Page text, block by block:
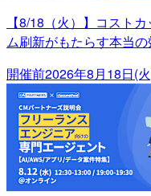
【8/18（火）】コスト
ム刷新がもたらす本当
開催前2026年8月18日(